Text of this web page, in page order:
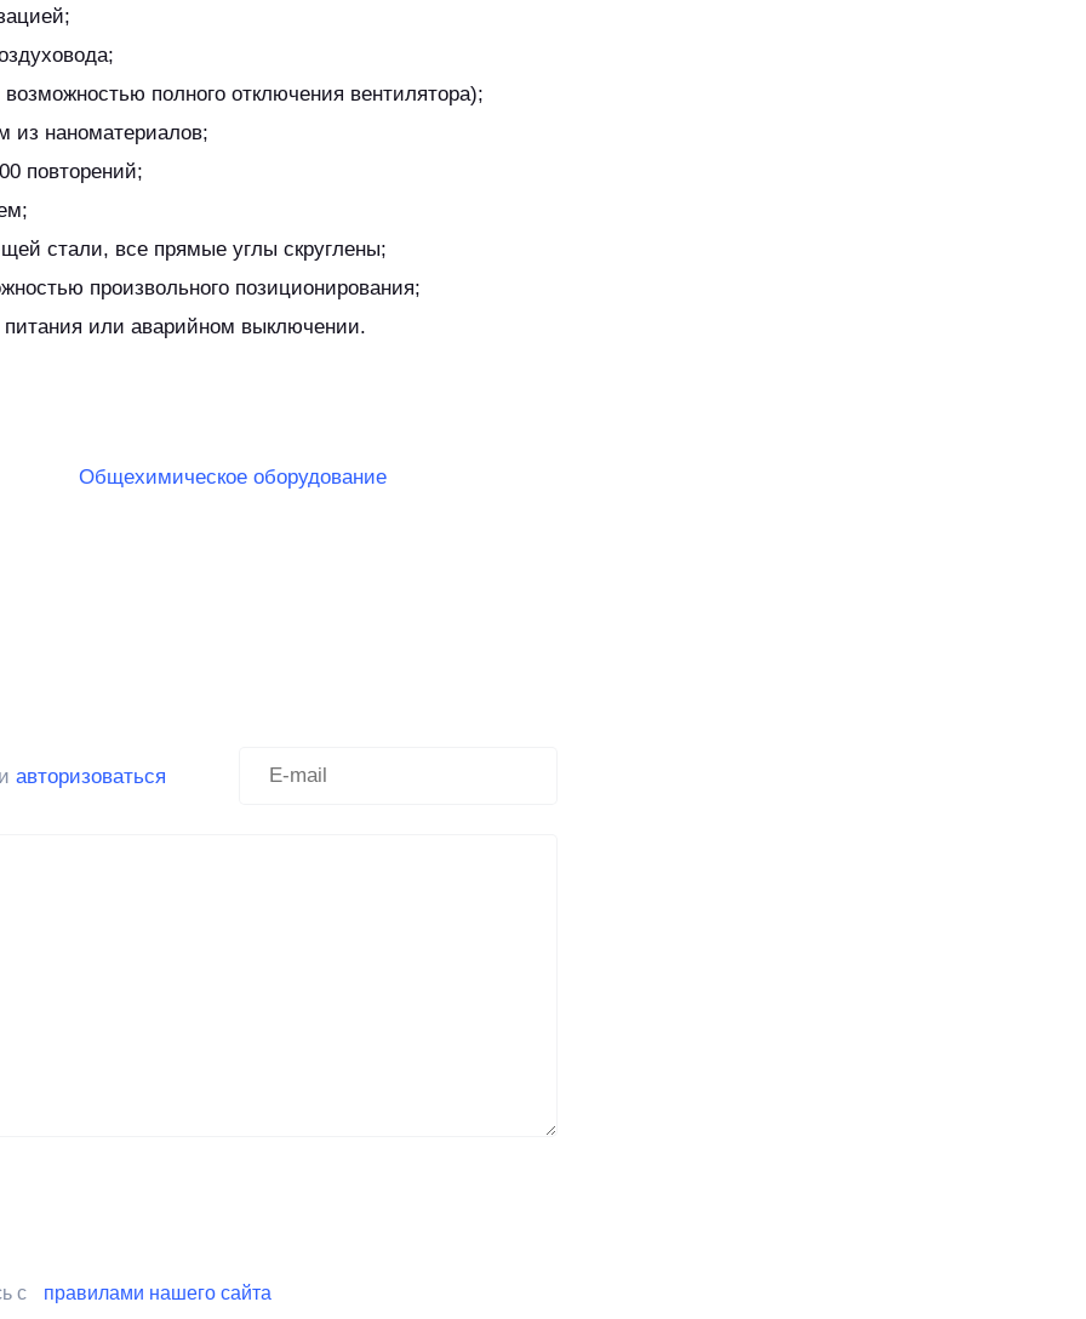
полного отключения вентилятора);
из наноматериалов;
повторений;
стали, все прямые углы скруглены;
произвольного позиционирования;
или аварийном выключении.
Общехимическое оборудование
авторизоваться
с правилами нашего сайта